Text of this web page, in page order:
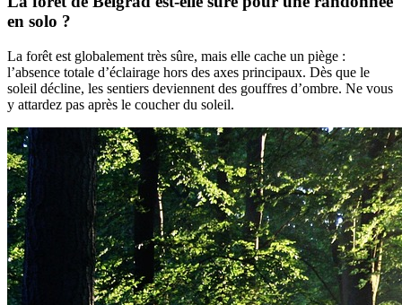
en solo ?
La forêt est globalement très sûre, mais elle cache un piège :
l’absence totale d’éclairage hors des axes principaux. Dès que le
soleil décline, les sentiers deviennent des gouffres d’ombre. Ne vous
y attardez pas après le coucher du soleil.